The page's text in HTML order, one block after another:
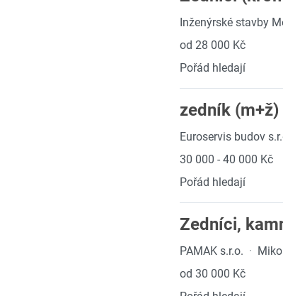
Inženýrské stavby
od 28 000 Kč
Pořád hledají
zedník (m+ž)
Euroservis budov
30 000 - 40 000 Kč
Pořád hledají
Zedníci,
PAMAK s.r.o. ·
od 30 000 Kč